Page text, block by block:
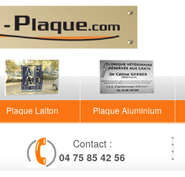
Plaque Laiton Plaque Aluminium
Contact :
04 75 85 42 56